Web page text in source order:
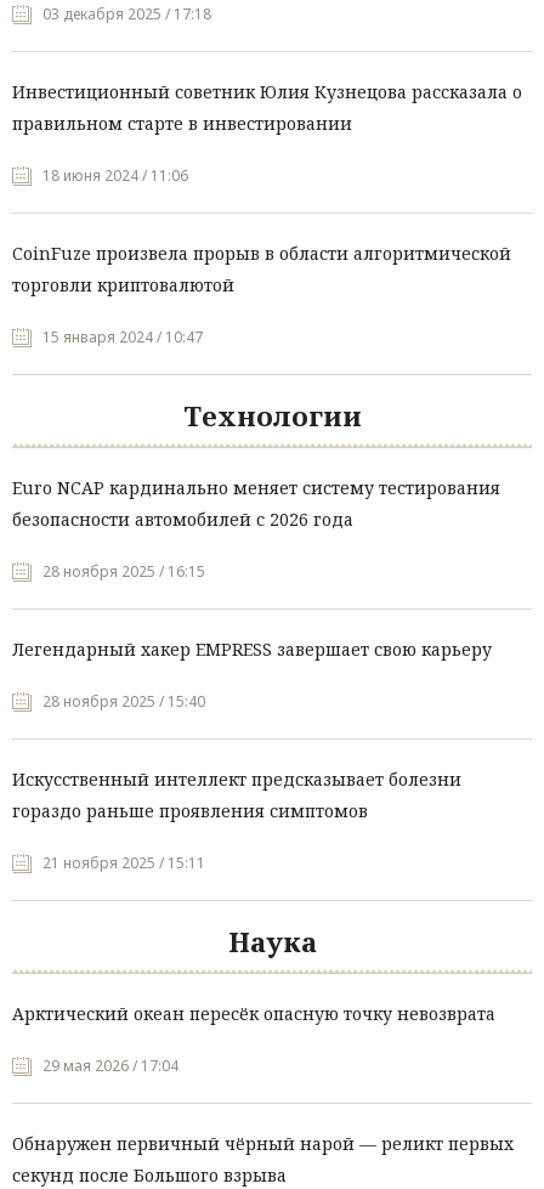
03 декабря 2025 / 17:18
Инвестиционный советник Юлия Кузнецова рассказала о
правильном старте в инвестировании
18 июня 2024 / 11:06
CoinFuze произвела прорыв в области алгоритмической
торговли криптовалютой
15 января 2024 / 10:47
Технологии
Euro NCAP кардинально меняет систему тестирования
безопасности автомобилей с 2026 года
28 ноября 2025 / 16:15
Легендарный хакер EMPRESS завершает свою карьеру
28 ноября 2025 / 15:40
Искусственный интеллект предсказывает болезни
гораздо раньше проявления симптомов
21 ноября 2025 / 15:11
Наука
Арктический океан пересёк опасную точку невозврата
29 мая 2026 / 17:04
Обнаружен первичный чёрный нарой — реликт первых
секунд после Большого взрыва